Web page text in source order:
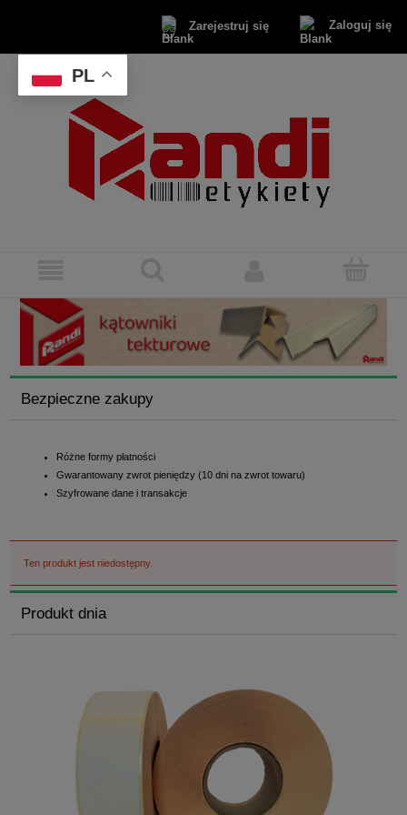
Zarejestruj się Zaloguj się
Bezpieczne zakupy
Różne formy płatności
Gwarantowany zwrot pieniędzy (10 dni na zwrot towaru)
Szyfrowane dane i transakcje
Ten produkt jest niedostępny.
Produkt dnia
PL